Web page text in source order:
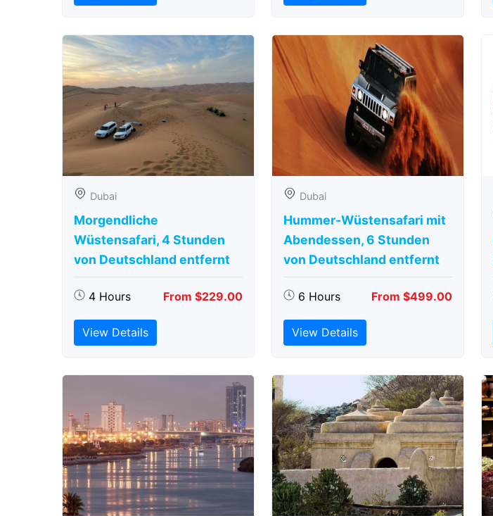
Dubai
Morgendliche
Wüstensafari, 4 Stunden
von Deutschland entfernt
4 Hours From $229.00
View Details
Dubai
Hummer-Wüstensafari mit
Abendessen, 6 Stunden
von Deutschland entfernt
6 Hours From $499.00
View Details